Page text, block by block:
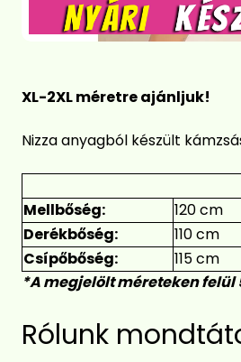
XL-2XL méretre ajánljuk!
Nizza anyagból készült
Mellbőség:
120 cm
Derékbőség:
110 cm
Csípőbőség:
115 cm
*A megjelölt méreteken felül
Rólunk